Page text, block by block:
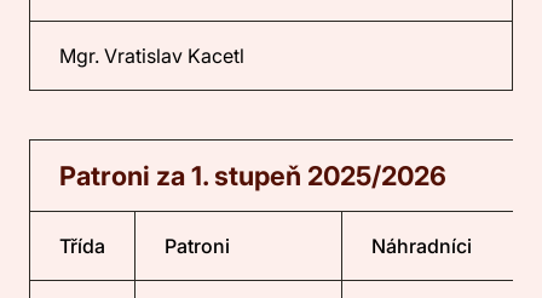
Mgr. Vratislav Kacetl
Patroni za 1. stupeň 2025/2026
Třída Patroni Náhradníci